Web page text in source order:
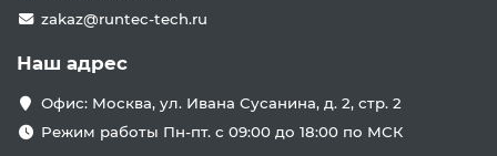
zakaz@runtec-tech.ru
Наш адрес
Офис: Москва, ул. Ивана Сусанина, д. 2, стр. 2
Режим работы Пн-пт. с 09:00 до 18:00 по МСК